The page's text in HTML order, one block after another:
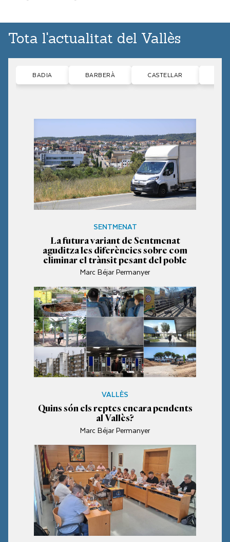
Tota l'actualitat del Vallès
BADIA BARBERÀ CASTELLAR
SENTMENAT
La futura variant de Sentmenat
aguditza les diferències sobre com
eliminar el trànsit pesant del poble
Marc Béjar Permanyer
VALLÈS
Quins són els reptes encara pendents
al Vallès?
Marc Béjar Permanyer